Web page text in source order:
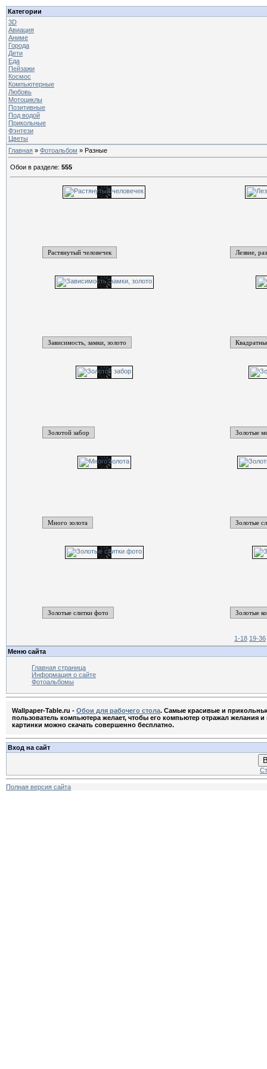
Категории
3D
Авиация
Аниме
Города
Дети
Еда
Пейзажи
Космос
Компьютерные
Любовь
Мотоциклы
Позитивные
Под водой
Прикольные
Фэнтези
Цветы
Главная » Фотоальбом » Разные
Обои в разделе: 555
Растянутый человечек Лезвие,
Зависимость, замки, золото
Золотой забор Золотые
Много золота Золотые
Золотые слитки фото Золотые
1-18 19-36
Меню сайта
Главная страница
Информация о сайте
Фотоальбомы
Wallpaper-Table.ru - Обои для рабочего стола. Самые красивые и
пользователь компьютера желает, чтобы его компьютер отражал желания
картинки можно скачать совершенно бесплатно.
Вход на сайт
Полная версия сайта